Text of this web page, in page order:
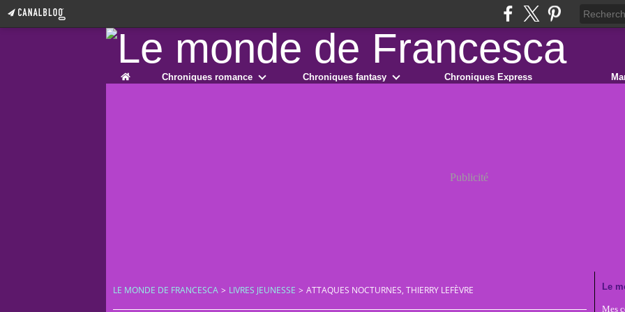
Home Chroniques romance Chroniques fantasy Chroniques Express
Publicité
LE MONDE DE FRANCESCA > LIVRES JEUNESSE > ATTAQUES NOCTURNES, THIERRY LEFÈVRE Le
Mes